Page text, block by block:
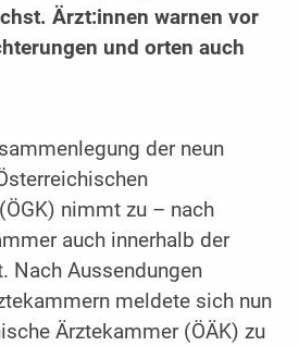
Ärzt:innen warnen vor
und orten auch
der neun
nimmt zu – nach
auch innerhalb der
Nach Aussendungen
meldete sich nun
Ärztekammer (ÖÄK) zu